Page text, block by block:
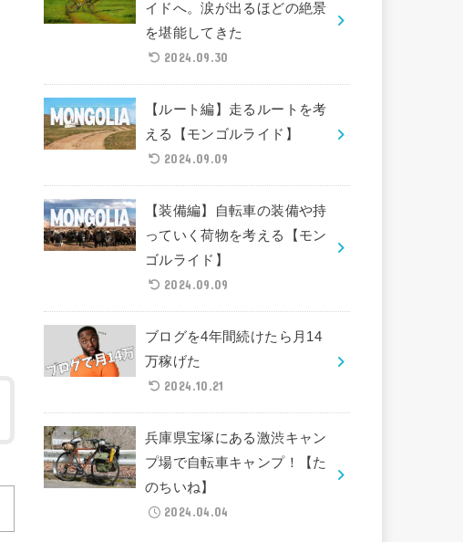
イドへ。涙が出るほどの絶景
を堪能してきた
2024.09.30
【ルート編】走るルートを考
える【モンゴルライド】
2024.09.09
【装備編】自転車の装備や持
っていく荷物を考える【モン
ゴルライド】
2024.09.09
ブログを4年間続けたら月14
万稼げた
2024.10.21
兵庫県宝塚にある激渋キャン
プ場で自転車キャンプ！【た
のちいね】
2024.04.04